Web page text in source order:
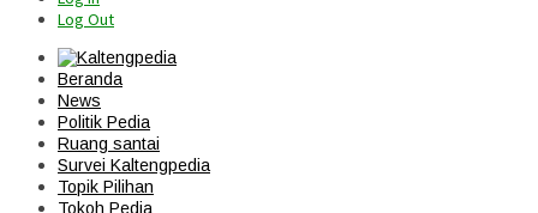
Log Out
Beranda
News
Politik Pedia
Ruang santai
Survei Kaltengpedia
Topik Pilihan
Tokoh Pedia